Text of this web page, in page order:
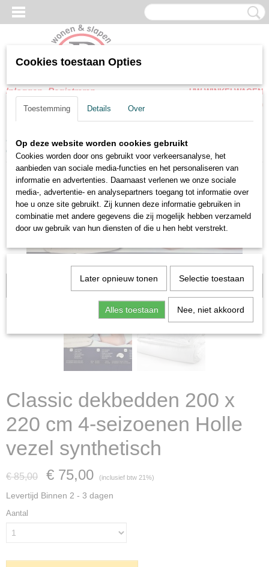
Inloggen Registreren
UW WINKELWAGEN
(0)
Home > Hoofdkussen - Dekbedden > Dekbedden
dekbedden 200 x 220 cm 4-seizoenen Holle vezel synthetisch
Classic dekbedden 200 x
220 cm 4-seizoenen Holle
vezel synthetisch
€ 85,00 € 75,00 (inclusief btw 21%)
Levertijd Binnen 2 - 3 dagen
Aantal
Cookies toestaan Opties
Toestemming Details Over
Op deze website worden cookies gebruikt
Cookies worden door ons gebruikt voor verkeersanalyse, het
aanbieden van sociale media-functies en het personaliseren van
informatie en advertenties. Daarnaast verlenen we onze sociale
media-, advertentie- en analysepartners toegang tot informatie over
hoe u onze site gebruikt. Zij kunnen deze informatie gebruiken in
combinatie met andere gegevens die zij mogelijk hebben verzameld
door uw gebruik van hun diensten of die u hen hebt verstrekt.
Later opnieuw tonen Selectie toestaan
Alles toestaan Nee, niet akkoord